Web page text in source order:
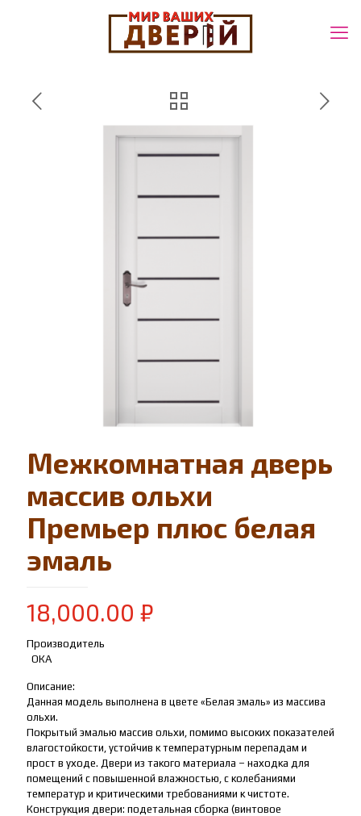
Межкомнатная дверь
массив ольхи
Премьер плюс белая
эмаль
18,000.00 ₽
Производитель
ОКА
Описание:
Данная модель выполнена в цвете «Белая эмаль» из массива
ольхи.
Покрытый эмалью массив ольхи, помимо высоких показателей
влагостойкости, устойчив к температурным перепадам и
прост в уходе. Двери из такого материала – находка для
помещений с повышенной влажностью, с колебаниями
температур и критическими требованиями к чистоте.
Конструкция двери: подетальная сборка (винтовое